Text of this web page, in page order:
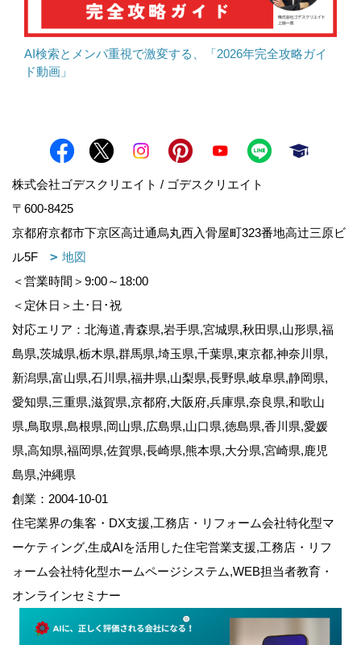
AI検索とメンパ重視で激変する、「2026年完全攻略ガイ
ド動画」
株式会社ゴデスクリエイト / ゴデスクリエイト
〒600-8425
京都府京都市下京区高辻通烏丸西入骨屋町323番地高辻三原ビ
ル5F
地図
＜営業時間＞9:00～18:00
＜定休日＞土･日･祝
対応エリア：北海道,青森県,岩手県,宮城県,秋田県,山形県,福
島県,茨城県,栃木県,群馬県,埼玉県,千葉県,東京都,神奈川県,
新潟県,富山県,石川県,福井県,山梨県,長野県,岐阜県,静岡県,
愛知県,三重県,滋賀県,京都府,大阪府,兵庫県,奈良県,和歌山
県,鳥取県,島根県,岡山県,広島県,山口県,徳島県,香川県,愛媛
県,高知県,福岡県,佐賀県,長崎県,熊本県,大分県,宮崎県,鹿児
島県,沖縄県
創業：2004-10-01
住宅業界の集客・DX支援,工務店・リフォーム会社特化型マ
ーケティング,生成AIを活用した住宅営業支援,工務店・リフ
ォーム会社特化型ホームページシステム,WEB担当者教育・
オンラインセミナー